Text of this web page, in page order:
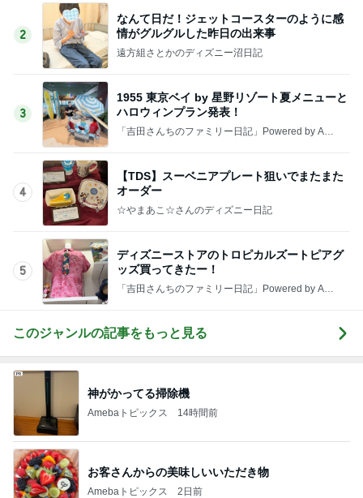
2
なんて日だ！ジェットコースターのように感
情がグルグルした昨日の出来事
遠方組さとかのディズニー沼日記
3
1955 東京ベイ by 星野リゾート夏メニューと
ハロウィンプラン発表！
「吉田さんちのファミリー日記」Powered by Ame
4
【TDS】スーベニアプレート狙いでまたまた
オーダー
☆やまあこ☆さんのディズニー日記
5
ディズニーストアのトロピカルズートピアグ
ッズ買ってきたー！
「吉田さんちのファミリー日記」Powered by Ame
このジャンルの記事をもっと見る
神がかってる掃除機
Amebaトピックス 14時間前
お客さんからの美味しいいただき物
Amebaトピックス 2日前